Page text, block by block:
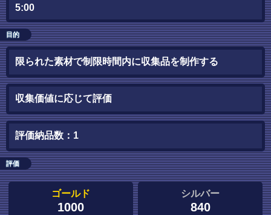
5:00
目的
限られた素材で制限時間内に収集品を制作する
収集価値に応じて評価
評価納品数：1
評価
ゴールド
1000
シルバー
840